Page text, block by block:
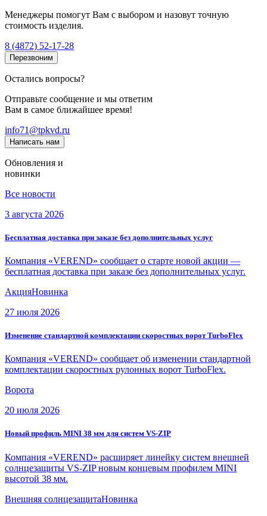
Менеджеры помогут Вам с выбором и назовут точную
стоимость изделия.
8 (4872) 52-17-28
Перезвоним
Остались вопросы?
Отправьте сообщение и мы ответим
Вам в самое ближайшее время!
info71@tpkvd.ru
Написать нам
Обновления и
новинки
Все новости
3 августа 2026
Бесплатная доставка при заказе без дополнительных услуг
Компания «VEREND» сообщает о старте новой акции —
бесплатная доставка при заказе без дополнительных услуг.
АкцияНовинка
27 июля 2026
Изменение стандартной комплектации скоростных ворот TurboFlex
Компания «VEREND» сообщает об изменении стандартной
комплектации скоростных рулонных ворот TurboFlex.
Ворота
20 июля 2026
Новый профиль MINI 38 мм для систем VS-ZIP
Компания «VEREND» расширяет линейку систем внешней
солнцезащиты VS-ZIP новым концевым профилем MINI
высотой 38 мм.
Внешняя солнцезащитаНовинка